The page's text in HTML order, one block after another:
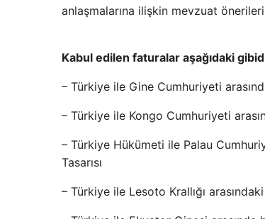
anlaşmalarına ilişkin mevzuat
Kabul edilen faturalar aşağıdaki
– Türkiye ile Gine Cumhuriyeti
– Türkiye ile Kongo Cumhuriyeti
– Türkiye Hükümeti ile Palau
Tasarısı
– Türkiye ile Lesoto Krallığı